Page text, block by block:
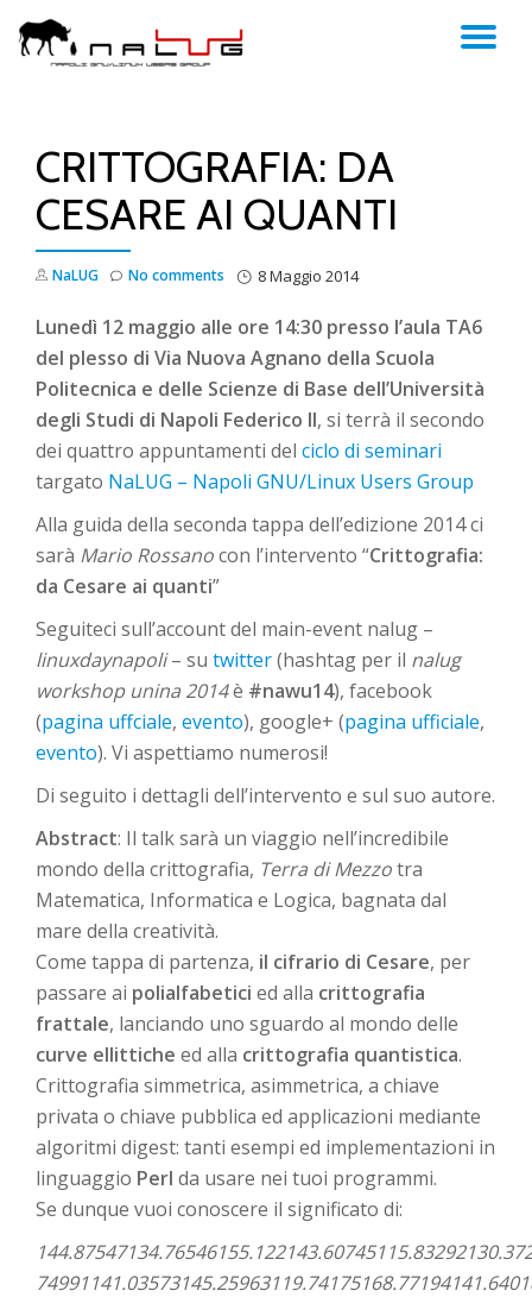
Skip
CRITTOGRAFIA: DA
CESARE AI QUANTI
NaLUG 8 Maggio 2014
No comments
Lunedì 12 maggio alle ore 14:30 presso l’aula TA6
del plesso di Via Nuova Agnano della Scuola
Politecnica e delle Scienze di Base dell’Università
degli Studi di Napoli Federico II, si terrà il secondo
dei quattro appuntamenti del ciclo di seminari
targato NaLUG – Napoli GNU/Linux Users Group
Alla guida della seconda tappa dell’edizione 2014 ci
sarà Mario Rossanocon l’intervento “Crittografia:
da Cesare ai quanti”
Seguiteci sull’account del main-event nalug –
linuxdaynapoli– su twitter(hashtag per il nalug
workshop unina 2014è #nawu14), facebook
(pagina uffciale, evento), google+ (pagina ufficiale,
evento). Vi aspettiamo numerosi!
Di seguito i dettagli dell’intervento e sul suo autore.
Abstract: Il talk sarà un viaggio nell’incredibile
mondo della crittografia, Terra di Mezzotra
Matematica, Informatica e Logica, bagnata dal
mare della creatività.
Come tappa di partenza, il cifrario di Cesare, per
passare ai polialfabetici ed alla crittografia
frattale, lanciando uno sguardo al mondo delle
curve ellittiche ed alla crittografia quantistica.
Crittografia simmetrica, asimmetrica, a chiave
privata o chiave pubblica ed applicazioni mediante
algoritmi digest: tanti esempi ed implementazioni in
linguaggio Perl da usare nei tuoi programmi.
Se dunque vuoi conoscere il significato di: